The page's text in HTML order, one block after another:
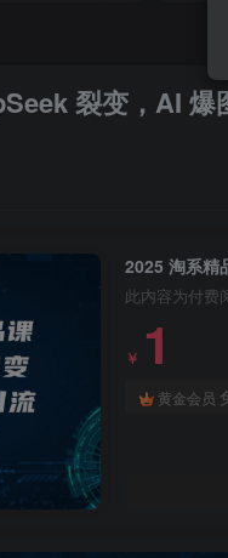
裂变，AI 爆
2025 淘系精
此内容为付费
￥ 1
黄金会员